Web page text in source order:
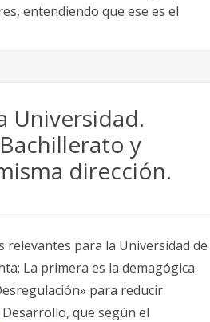
entendiendo que ese es el
Universidad.
y
dirección.
relevantes para la Universidad de
La primera es la demagógica
para reducir
que según el